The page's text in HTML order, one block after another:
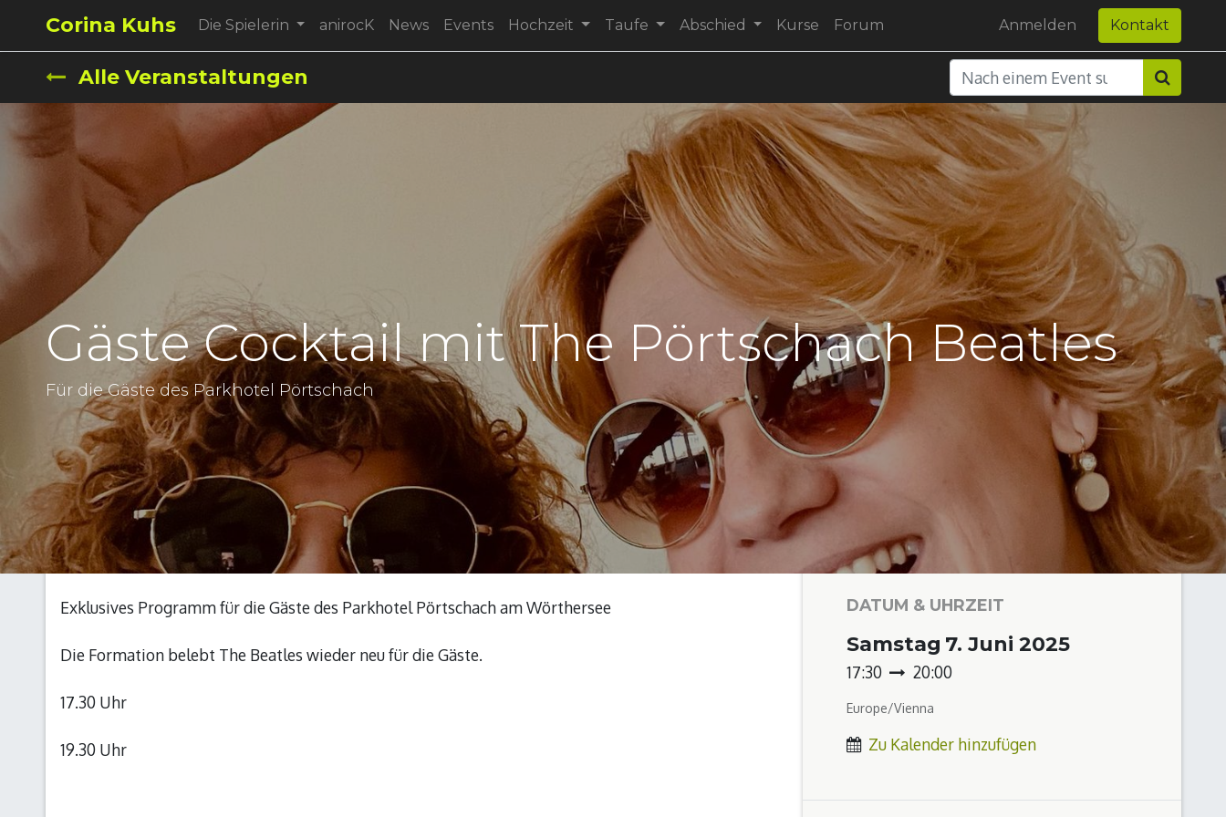
Corina Kuhs Die Spielerin anirocK News Events Hochzeit Taufe Abschied Kurse Forum Anmelden Kontakt
Alle Veranstaltungen
Gäste Cocktail mit The Pörtschach Beatles
Für die Gäste des Parkhotel Pörtschach
Exklusives Programm für die Gäste des Parkhotel Pörtschach am Wörthersee
Die Formation belebt The Beatles wieder neu für die Gäste.
17.30 Uhr
19.30 Uhr
DATUM & UHRZEIT
Samstag 7. Juni 2025
17:30 20:00
Europe/Vienna
Zu Kalender hinzufügen